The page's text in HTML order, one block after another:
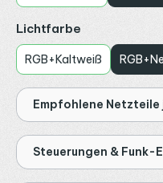
Lichtfarbe
RGB+Kaltweiß
Empfohlene
Steuerungen & Funk-